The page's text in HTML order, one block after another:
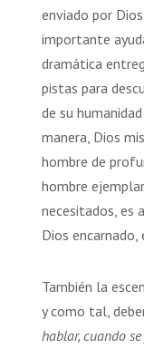
enviado por
importante
dramática
pistas para
de su
manera, Dios
hombre de
hombre
necesitados, es
Dios encarnado,
También la
y como tal,
hablar, cuando